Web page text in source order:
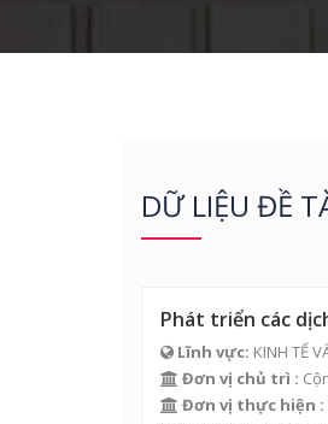
DỮ LIỆU ĐỀ
Phát triển các
Lĩnh vực: KINH TẾ
Đơn vị chủ trì :
Đơn vị thực hiện :